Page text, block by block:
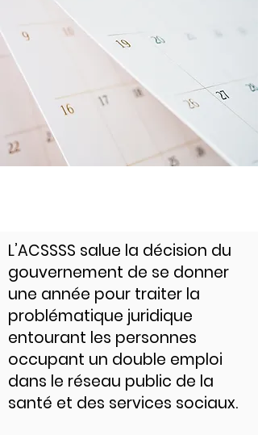
L’ACSSSS salue la décision du
gouvernement de se donner
une année pour traiter la
problématique juridique
entourant les personnes
occupant un double emploi
dans le réseau public de la
santé et des services sociaux.